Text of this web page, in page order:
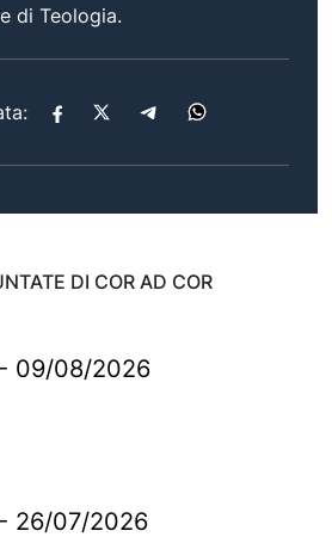
di Teologia.
DI COR AD COR
- 09/08/2026
26/07/2026